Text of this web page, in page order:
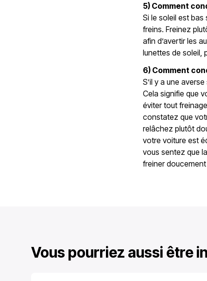
5) Comment
Si le soleil est bas
freins. Freinez
afin d’avertir les
lunettes de soleil,
6) Comment
S’il y a une
Cela signifie que
éviter tout
constatez que
relâchez plutôt
votre voiture est
vous sentez que
freiner
Vous pourriez aussi être